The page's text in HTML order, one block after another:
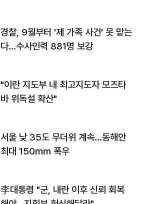
경찰, 9월부터 '제 가족 사건' 못 맡는
다…수사인력 881명 보강
"이란 지도부 내 최고지도자 모즈타
바 위독설 확산"
서울 낮 35도 무더위 계속…동해안
최대 150㎜ 폭우
李대통령 "군, 내란 이후 신뢰 회복